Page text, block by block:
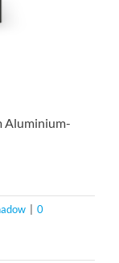
Aluminium-
0